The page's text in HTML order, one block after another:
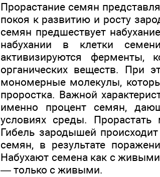
Прорастание семян
покоя к развитию и росту
семян предшествует
набухании в клетки
активизируются ферменты,
органических веществ. При
мономерные молекулы,
проростка. Важной
именно процент семян,
условиях среды.
Гибель зародышей
семян, в результате
Набухают семена как с
— только с живыми.